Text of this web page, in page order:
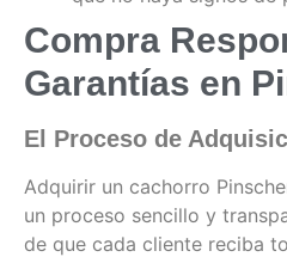
Compra
Garantías en
El Proceso de
Adquirir un cachorro
un proceso sencillo y
de que cada cliente reciba